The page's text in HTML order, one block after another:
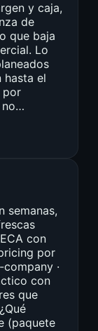
y caja,
de
que baja
Lo
hasta el
por
no…
semanas,
con
por
·
con
que
(paquete